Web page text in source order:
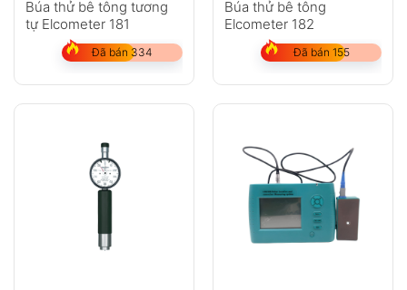
Búa thử bê tông tương
tự Elcometer 181
Đã bán 334
Búa thử bê tông
Elcometer 182
Đã bán 155